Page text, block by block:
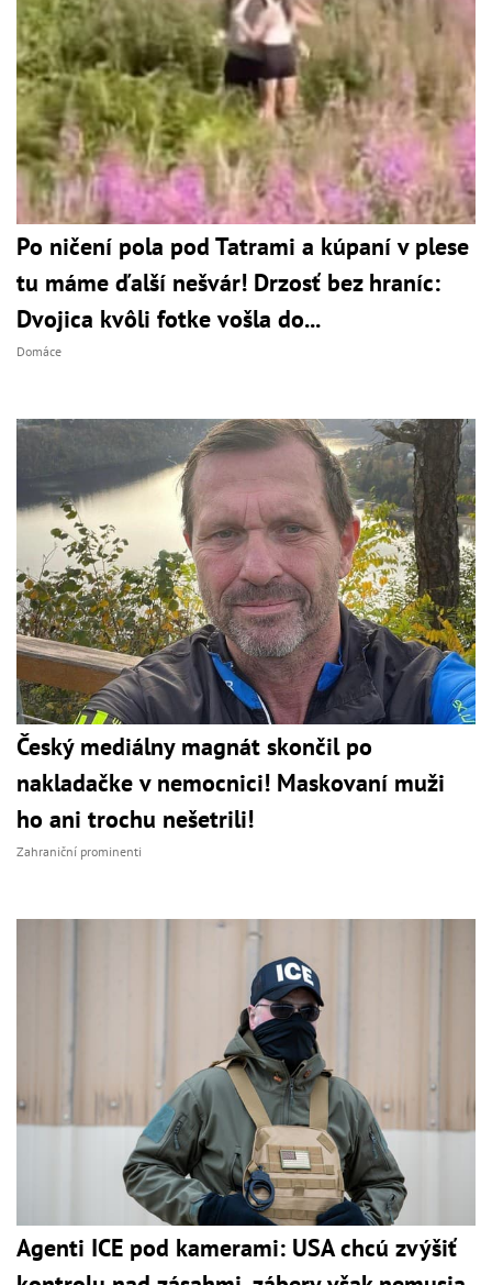
Po ničení pola pod Tatrami a kúpaní v plese
tu máme ďalší nešvár! Drzosť bez hraníc:
Dvojica kvôli fotke vošla do...
Domáce
Český mediálny magnát skončil po
nakladačke v nemocnici! Maskovaní muži
ho ani trochu nešetrili!
Zahraniční prominenti
Agenti ICE pod kamerami: USA chcú zvýšiť